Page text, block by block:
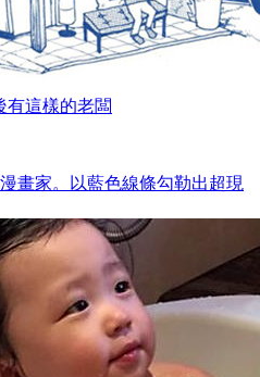
有這樣的老闆
畫家。以藍色線條勾勒出超現